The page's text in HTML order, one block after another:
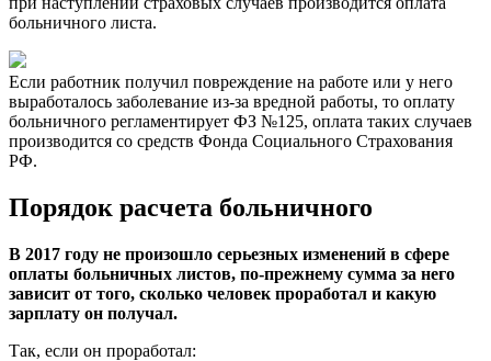
больничного листа.
Если работник получил повреждение на работе или у него
выработалось заболевание из-за вредной работы, то оплату
больничного регламентирует ФЗ №125, оплата таких случаев
производится со средств Фонда Социального Страхования
РФ.
Порядок расчета больничного
В 2017 году не произошло серьезных изменений в сфере
оплаты больничных листов, по-прежнему сумма за него
зависит от того, сколько человек проработал и какую
зарплату он получал.
Так, если он проработал: